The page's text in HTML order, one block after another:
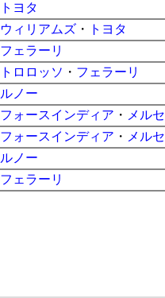
トヨタ
ウィリアムズ ・
トヨタ
フェラーリ
トロロッソ ・ フェラーリ
ルノー
フォースインディア ・ メル
フォースインディア ・ メル
ルノー
フェラーリ